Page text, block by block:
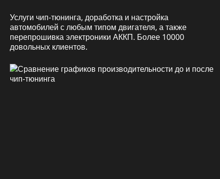
Услуги чип-тюнинга, доработка и настройка
автомобилей с любым типом двигателя, а также
перепрошивка электроники АККП. Более 10000
довольных клиентов.